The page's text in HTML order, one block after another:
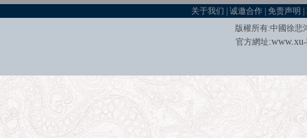
关于我们 |诚邀合作 |免责声明 |
版權所有:中國徐悲
官方網址:www.xu